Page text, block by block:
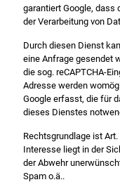
garantiert Google, dass
der Verarbeitung von
Durch diesen Dienst
eine Anfrage gesendet
die sog. reCAPTCHA-
Adresse werden
Google erfasst, die für
dieses Dienstes
Rechtsgrundlage ist
Interesse liegt in der
der Abwehr
Spam o.ä..